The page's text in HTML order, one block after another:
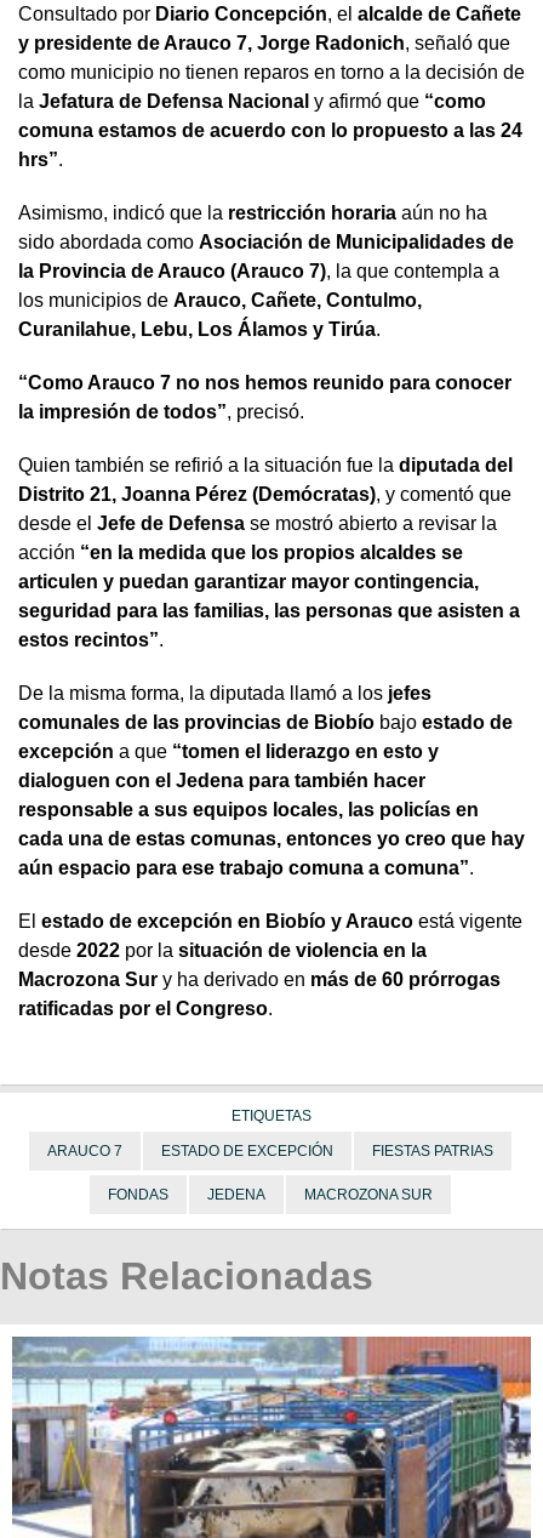
Consultado por Diario Concepción, el alcalde de Cañete
y presidente de Arauco 7, Jorge Radonich, señaló que
como municipio no tienen reparos en torno a la decisión de
la Jefatura de Defensa Nacional y afirmó que “como
comuna estamos de acuerdo con lo propuesto a las 24
hrs”.
Asimismo, indicó que la restricción horaria aún no ha
sido abordada como Asociación de Municipalidades de
la Provincia de Arauco (Arauco 7), la que contempla a
los municipios de Arauco, Cañete, Contulmo,
Curanilahue, Lebu, Los Álamos y Tirúa.
“Como Arauco 7 no nos hemos reunido para conocer
la impresión de todos”, precisó.
Quien también se refirió a la situación fue la diputada del
Distrito 21, Joanna Pérez (Demócratas), y comentó que
desde el Jefe de Defensa se mostró abierto a revisar la
acción “en la medida que los propios alcaldes se
articulen y puedan garantizar mayor contingencia,
seguridad para las familias, las personas que asisten a
estos recintos”.
De la misma forma, la diputada llamó a los jefes
comunales de las provincias de Biobío bajo estado de
excepción a que “tomen el liderazgo en esto y
dialoguen con el Jedena para también hacer
responsable a sus equipos locales, las policías en
cada una de estas comunas, entonces yo creo que hay
aún espacio para ese trabajo comuna a comuna”.
El estado de excepción en Biobío y Arauco está vigente
desde 2022 por la situación de violencia en la
Macrozona Sur y ha derivado en más de 60 prórrogas
ratificadas por el Congreso.
ETIQUETAS
ARAUCO 7 ESTADO DE EXCEPCIÓN FIESTAS PATRIAS
FONDAS JEDENA MACROZONA SUR
Notas Relacionadas